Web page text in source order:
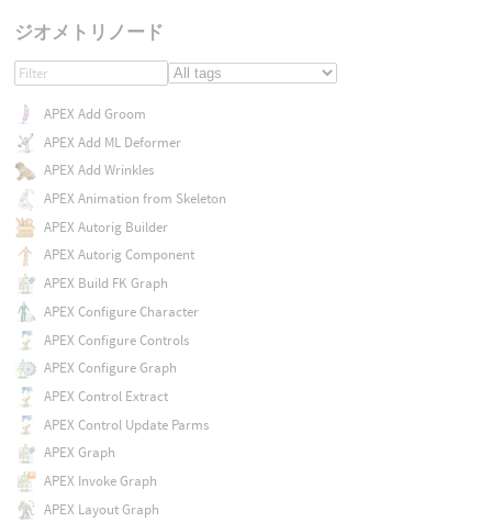
ジオメトリノード
APEX Add Groom
APEX Add ML Deformer
APEX Add Wrinkles
APEX Animation from Skeleton
APEX Autorig Builder
APEX Autorig Component
APEX Build FK Graph
APEX Configure Character
APEX Configure Controls
APEX Configure Graph
APEX Control Extract
APEX Control Update Parms
APEX Graph
APEX Invoke Graph
APEX Layout Graph